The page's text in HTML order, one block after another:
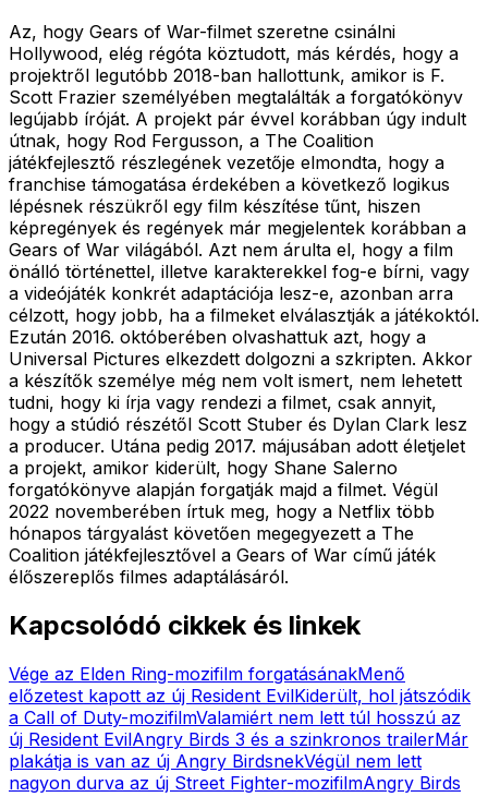
Az, hogy Gears of War-filmet szeretne csinálni
Hollywood, elég régóta köztudott, más kérdés, hogy a
projektről legutóbb 2018-ban hallottunk, amikor is F.
Scott Frazier személyében megtalálták a forgatókönyv
legújabb íróját. A projekt pár évvel korábban úgy indult
útnak, hogy Rod Fergusson, a The Coalition
játékfejlesztő részlegének vezetője elmondta, hogy a
franchise támogatása érdekében a következő logikus
lépésnek részükről egy film készítése tűnt, hiszen
képregények és regények már megjelentek korábban a
Gears of War világából. Azt nem árulta el, hogy a film
önálló történettel, illetve karakterekkel fog-e bírni, vagy
a videójáték konkrét adaptációja lesz-e, azonban arra
célzott, hogy jobb, ha a filmeket elválasztják a játékoktól.
Ezután 2016. októberében olvashattuk azt, hogy a
Universal Pictures elkezdett dolgozni a szkripten. Akkor
a készítők személye még nem volt ismert, nem lehetett
tudni, hogy ki írja vagy rendezi a filmet, csak annyit,
hogy a stúdió részétől Scott Stuber és Dylan Clark lesz
a producer. Utána pedig 2017. májusában adott életjelet
a projekt, amikor kiderült, hogy Shane Salerno
forgatókönyve alapján forgatják majd a filmet. Végül
2022 novemberében írtuk meg, hogy a Netflix több
hónapos tárgyalást követően megegyezett a The
Coalition játékfejlesztővel a Gears of War című játék
élőszereplős filmes adaptálásáról.
Kapcsolódó cikkek és linkek
Vége az Elden Ring-mozifilm forgatásánakMenő
előzetest kapott az új Resident EvilKiderült, hol játszódik
a Call of Duty-mozifilmValamiért nem lett túl hosszú az
új Resident EvilAngry Birds 3 és a szinkronos trailerMár
plakátja is van az új Angry BirdsnekVégül nem lett
nagyon durva az új Street Fighter-mozifilmAngry Birds